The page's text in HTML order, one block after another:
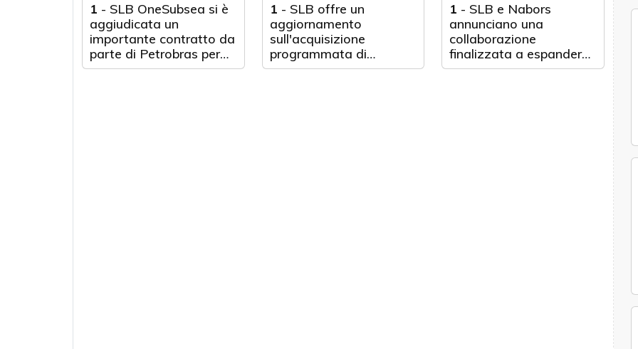
1 - SLB OneSubsea si è
aggiudicata un
importante contratto da
parte di Petrobras per
due progetti in acque
1 - SLB offre un
aggiornamento
sull'acquisizione
programmata di
ChampionX
1 - SLB e Nabors
annunciano una
collaborazione
finalizzata a espandere
l’adozione di soluzioni